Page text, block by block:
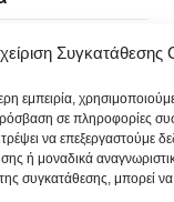
Συγκατάθεσης
εμπειρία,
σε πληροφορίες
να επεξεργαστούμε
ή μοναδικά
συγκατάθεσης, μπορεί να
στην
των Δεσποτών
έκαναν
επεμβάσεις σε
δόντια, σύμφωνα